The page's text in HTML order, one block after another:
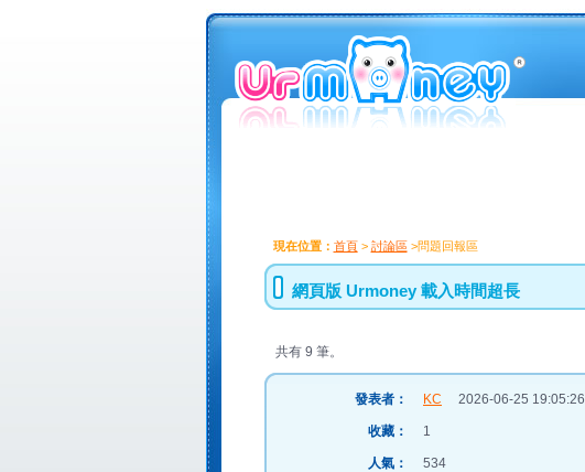
現在位置： 首頁> 討論區>問題回報區
網頁版 Urmoney 載入時間超長
共有 9 筆。
發表者： KC 2026-06-25 19:05:26
收藏： 1
人氣：
534